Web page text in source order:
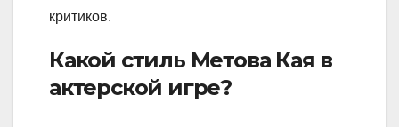
критиков.
Какой стиль Метова Кая в
актерской игре?